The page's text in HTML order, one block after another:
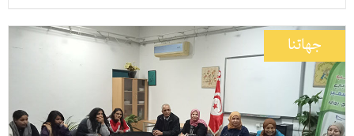
جهاتنا